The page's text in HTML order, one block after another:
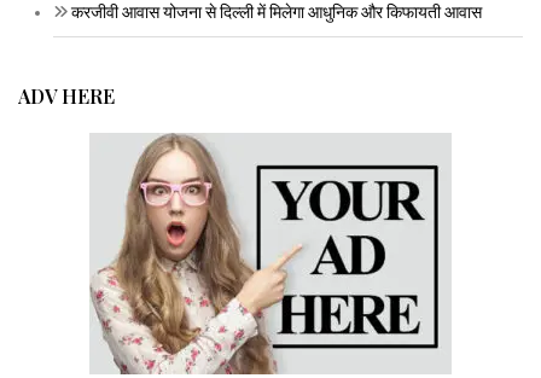
करजीवी आवास योजना से दिल्ली में मिलेगा आधुनिक और किफायती आवास
ADV HERE